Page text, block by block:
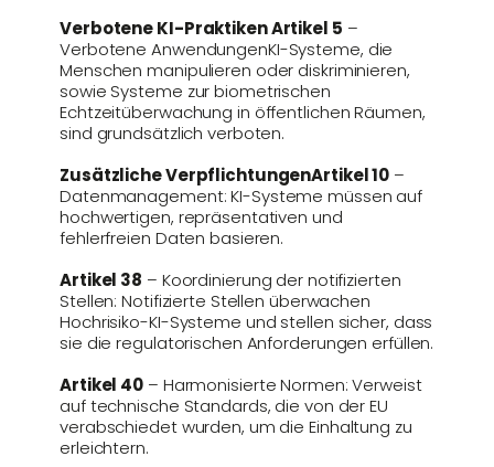
Verbotene KI-Praktiken Artikel 5 –
Verbotene AnwendungenKI-Systeme, die
Menschen manipulieren oder diskriminieren,
sowie Systeme zur biometrischen
Echtzeitüberwachung in öffentlichen Räumen,
sind grundsätzlich verboten.
Zusätzliche VerpflichtungenArtikel 10 –
Datenmanagement: KI-Systeme müssen auf
hochwertigen, repräsentativen und
fehlerfreien Daten basieren.
Artikel 38 – Koordinierung der notifizierten
Stellen: Notifizierte Stellen überwachen
Hochrisiko-KI-Systeme und stellen sicher, dass
sie die regulatorischen Anforderungen erfüllen​.
Artikel 40 – Harmonisierte Normen: Verweist
auf technische Standards, die von der EU
verabschiedet wurden, um die Einhaltung zu
erleichtern​.